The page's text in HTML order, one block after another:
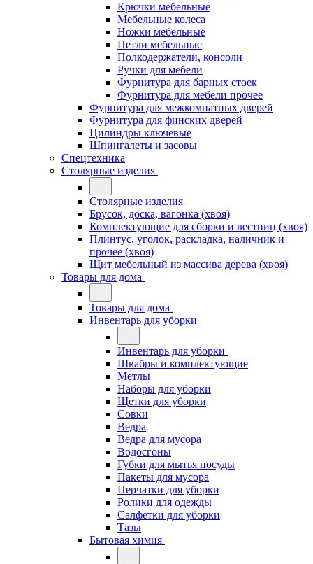
Крючки мебельные
Мебельные колеса
Ножки мебельные
Петли мебельные
Полкодержатели, консоли
Ручки для мебели
Фурнитура для барных стоек
Фурнитура для мебели прочее
Фурнитура для межкомнатных дверей
Фурнитура для финских дверей
Цилиндры ключевые
Шпингалеты и засовы
Спецтехника
Столярные изделия
Столярные изделия
Брусок, доска, вагонка (хвоя)
Комплектующие для сборки и лестниц (хвоя)
Плинтус, уголок, раскладка, наличник и
прочее (хвоя)
Щит мебельный из массива дерева (хвоя)
Товары для дома
Товары для дома
Инвентарь для уборки
Инвентарь для уборки
Швабры и комплектующие
Метлы
Наборы для уборки
Щетки для уборки
Совки
Ведра
Ведра для мусора
Водосгоны
Губки для мытья посуды
Пакеты для мусора
Перчатки для уборки
Ролики для одежды
Салфетки для уборки
Тазы
Бытовая химия